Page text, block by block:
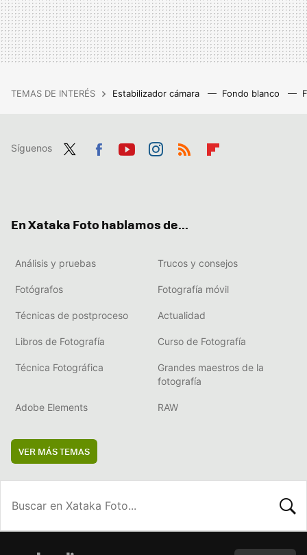
TEMAS DE INTERÉS Estabilizador cámara Fondo blanco
Síguenos
En Xataka Foto hablamos de...
Análisis y pruebas Trucos y consejos
Fotógrafos Fotografía móvil
Técnicas de postproceso Actualidad
Libros de Fotografía Curso de Fotografía
Técnica Fotográfica
Grandes maestros de la
fotografía
Adobe Elements RAW
VER MÁS TEMAS